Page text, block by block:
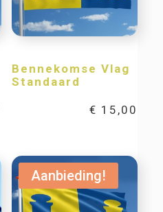
Bennekomse Vlag
Standaard
€ 15,00
Aanbieding!